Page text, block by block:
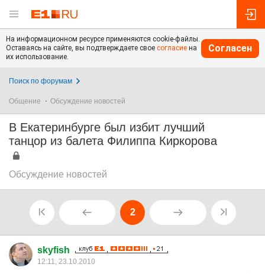
На информационном ресурсе применяются cookie-файлы.
Оставаясь на сайте, вы подтверждаете свое согласие на
их использование.
Согласен
Поиск по форумам
Общение Обсуждение новостей
В Екатеринбурге был избит лучший
танцор из балета Филиппа Киркорова
Обсуждение новостей
2
skyfish
12:11, 23.10.2010